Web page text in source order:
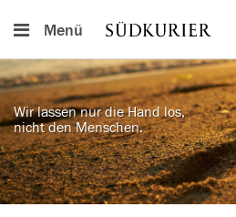
Menü
Wir lassen nur die Hand los,
nicht den Menschen.